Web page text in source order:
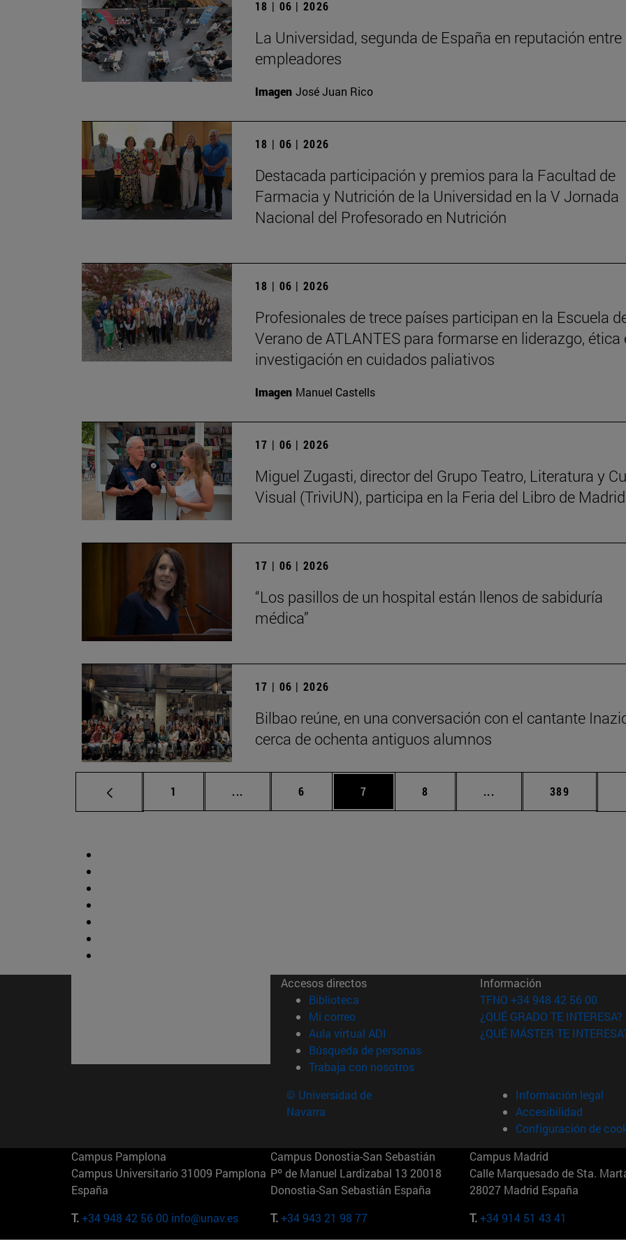
18 | 06 | 2026
La Universidad, segunda de España en reputación entre
empleadores
Imagen José Juan Rico
18 | 06 | 2026
Destacada participación y premios para la Facultad de
Farmacia y Nutrición de la Universidad en la V Jornada
Nacional del Profesorado en Nutrición
18 | 06 | 2026
Profesionales de trece países participan en la Escuela
Verano de ATLANTES para formarse en liderazgo, ética
investigación en cuidados paliativos
Imagen Manuel Castells
17 | 06 | 2026
Miguel Zugasti, director del Grupo Teatro, Literatura y
Visual (TriviUN), participa en la Feria del Libro de Madrid
17 | 06 | 2026
“Los pasillos de un hospital están llenos de sabiduría
médica”
17 | 06 | 2026
Bilbao reúne, en una conversación con el cantante
cerca de ochenta antiguos alumnos
Página
1 ... Páginas intermedias Use TAB para desplazarse.
Página
6 Página
7 Página
8 ... Páginas intermedias
Página
389
Accesos directos
Biblioteca (abre en nueva ventana)
Mi correo(abre en nueva ventana)
Aula virtual ADI (abre en nueva ventana)
Búsqueda de personas(abre en nueva ventana)
Trabaja con nosotros(abre en nueva ventana)
Información
TFNO +34 948 42 56 00
¿QUÉ GRADO TE INTERESA?
¿QUÉ MÁSTER TE
© Universidad de
Navarra
Información legal
Accesibilidad
Configuración de
Campus Pamplona
Campus Universitario 31009 Pamplona
España
T.+34 948 42 56 00 info@unav.es
Campus Donostia-San Sebastián
Pº de Manuel Lardizabal 13 20018
Donostia-San Sebastián España
T.+34 943 21 98 77
Campus Madrid
Calle Marquesado de Sta.
28027 Madrid España
T.+34 914 51 43 41